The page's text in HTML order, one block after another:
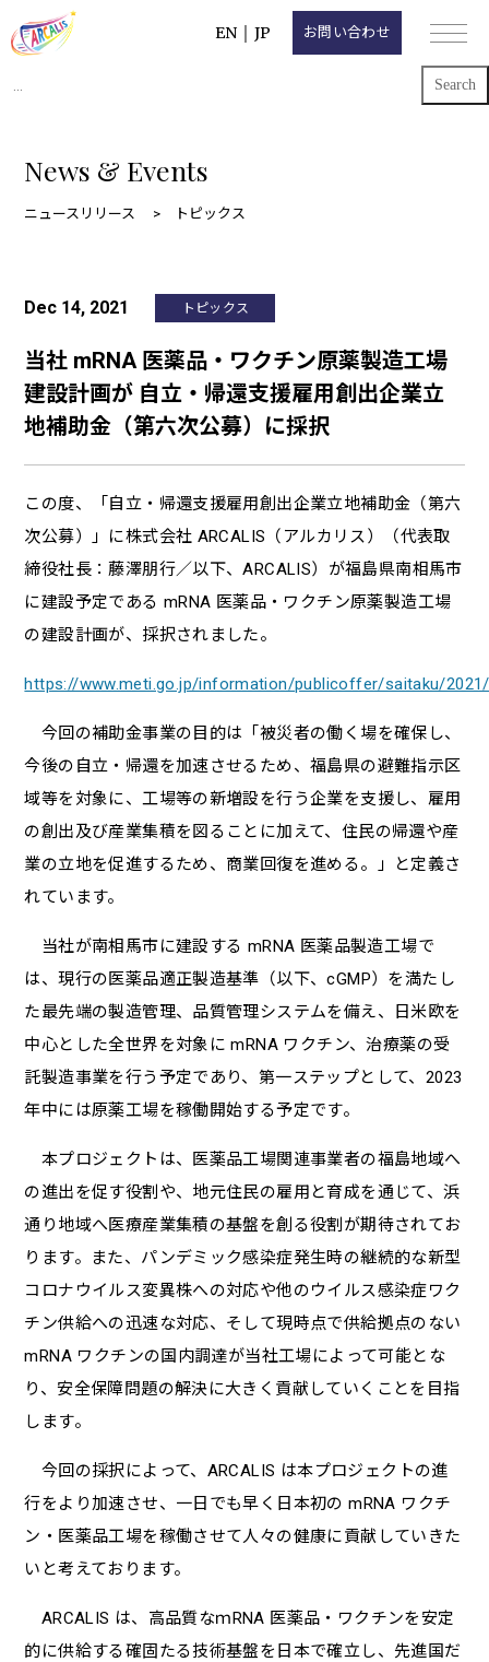
EN JP お問い合わせ
for:
News & Events
ニュースリリース トピックス
Dec 14, 2021 トピックス
当社 mRNA 医薬品・ワクチン原薬製造⼯場
建設計画が ⾃⽴・帰還⽀援雇⽤創出企業⽴
地補助⾦（第六次公募）に採択
この度、「⾃⽴・帰還⽀援雇⽤創出企業⽴地補助⾦（第六
次公募）」に株式会社 ARCALIS（アルカリス）（代表取
締役社⻑：藤澤朋⾏／以下、ARCALIS）が福島県南相⾺市
に建設予定である mRNA 医薬品・ワクチン原薬製造⼯場
の建設計画が、採択されました。
https://www.meti.go.jp/information/publicoffer/saitaku/
今回の補助⾦事業の⽬的は「被災者の働く場を確保し、
今後の⾃⽴・帰還を加速させるため、福島県の避難指⽰区
域等を対象に、⼯場等の新増設を⾏う企業を⽀援し、雇⽤
の創出及び産業集積を図ることに加えて、住⺠の帰還や産
業の⽴地を促進するため、商業回復を進める。」と定義さ
れています。
当社が南相⾺市に建設する mRNA 医薬品製造⼯場で
は、現⾏の医薬品適正製造基準（以下、cGMP）を満たし
た最先端の製造管理、品質管理システムを備え、⽇⽶欧を
中⼼とした全世界を対象に mRNA ワクチン、治療薬の受
託製造事業を⾏う予定であり、第⼀ステップとして、2023
年中には原薬⼯場を稼働開始する予定です。
本プロジェクトは、医薬品⼯場関連事業者の福島地域へ
の進出を促す役割や、地元住⺠の雇⽤と育成を通じて、浜
通り地域へ医療産業集積の基盤を創る役割が期待されてお
ります。また、パンデミック感染症発⽣時の継続的な新型
コロナウイルス変異株への対応や他のウイルス感染症ワク
チン供給への迅速な対応、そして現時点で供給拠点のない
mRNA ワクチンの国内調達が当社⼯場によって可能とな
り、安全保障問題の解決に⼤きく貢献していくことを⽬指
します。
今回の採択によって、ARCALIS は本プロジェクトの進
⾏をより加速させ、⼀⽇でも早く⽇本初の mRNA ワクチ
ン・医薬品⼯場を稼働させて⼈々の健康に貢献していきた
いと考えております。
ARCALIS は、⾼品質なｍRNA 医薬品・ワクチンを安定
的に供給する確固たる技術基盤を⽇本で確⽴し、先進国だ